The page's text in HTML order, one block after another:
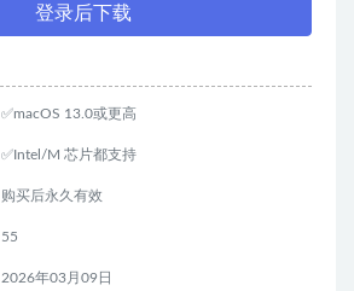
登录后下载
✅macOS 13.0或更高
✅Intel/M 芯片都支持
购买后永久有效
55
2026年03月09日